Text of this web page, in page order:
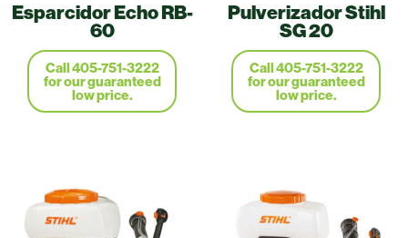
Esparcidor Echo RB-
60
Call 405-751-3222
for our guaranteed
low price.
Pulverizador Stihl
SG 20
Call 405-751-3222
for our guaranteed
low price.